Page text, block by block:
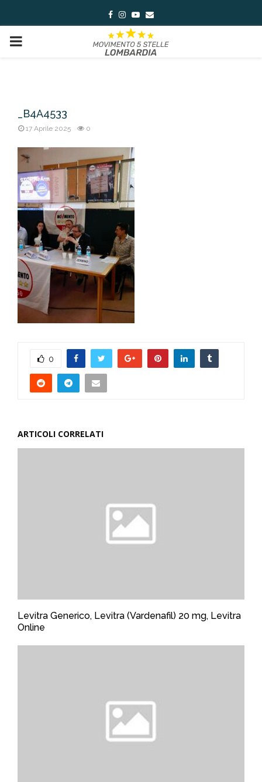
Facebook
Instagram
Youtube
Email
PRIMARY
_B4A4533
17 Aprile 2025 0
0
ARTICOLI CORRELATI
Levitra Generico, Levitra (Vardenafil) 20 mg, Levitra
Online